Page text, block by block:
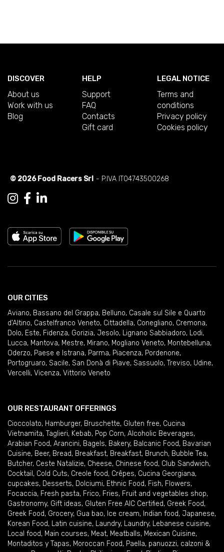
DISCOVER
About us
Work with us
Blog
HELP
Support
FAQ
Contacts
Gift card
LEGAL NOTICE
Terms and
conditions
Privacy policy
Cookies policy
© 2026 Food Racers Srl - P.IVA IT04743500268
OUR CITIES
Aviano, Bassano del Grappa, Belluno, Casale sul Sile e Quarto
d'Altino, Castelfranco Veneto, Cittadella, Conegliano, Cremona,
Dolo, Este, Fidenza, Gorizia, Jesolo, Lignano Sabbiadoro, Lodi,
Lucca, Mantova, Mestre, Mirano, Mogliano Veneto, Montebelluna,
Oderzo, Paese e Istrana, Parma, Piacenza, Pordenone,
Portogruaro, Sacile, San Donà di Piave, Sassuolo, Treviso, Udine,
Vercelli, Vicenza, Vittorio Veneto
OUR RESTAURANT OFFERINGS
Cioccolato, Hamburger, Bruschette, Gluten free, Cucina
Vietnamita, Taglieri, Kebab, Pop Corn, Alcoholic Beverages,
Arabian Food, Arancini, Bagels, Bakery, Balcanic Food, Bavarian
Cuisine, Beer, Bread, Breakfast, Breakfast, Brunch, Bubble Tea,
Butcher, Ceste Natalizie, Cheese, Chinese food, Club Sandwich,
Cocktail , Cold Cuts, Creole food, Crêpes, Cucina Georgiana,
cupcakes, Desserts, Dolciumi, Ethnic Food, Fish, Flowers,
Focaccia, Fresh pasta, Frico, Fries, Fruit and vegetables shop,
Gastronomy, Gift ideas, Gluten Free AIC Certified, Greek Food,
Greek Food, Grocery, Gua bao, Ice cream, Indian food, Japanese,
Korean Food, Latin cuisine, Laundry, Laundry, Lebanese cuisine,
Local food, Main courses, Meat, Meatballs, Mexican Cuisine,
Montaditos y Tapas, Moroccan Food, Paella, panuozzi, calzoni &